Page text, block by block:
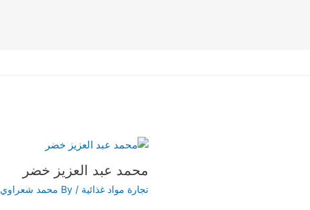
محمد عبد العزيز خضر
تجارة مواد غذائية / By محمد شعراوي